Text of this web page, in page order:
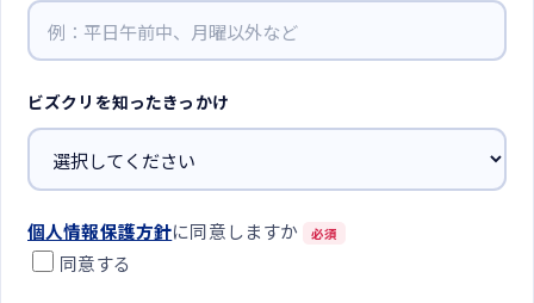
ビズクリを知ったきっかけ
個人情報保護方針に同意しますか 必須
同意する